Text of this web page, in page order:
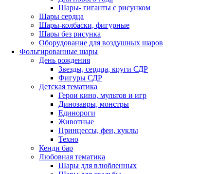
Шары- гиганты с рисунком
Шары сердца
Шары-колбаски, фигурные
Шары без рисунка
Оборудование для воздушных шаров
Фольгированные шары
День рождения
Звезды, сердца, круги СДР
Фигуры СДР
Детская тематика
Герои кино, мультов и игр
Динозавры, монстры
Единороги
Животные
Принцессы, феи, куклы
Техно
Кенди бар
Любовная тематика
Шары для влюбленных